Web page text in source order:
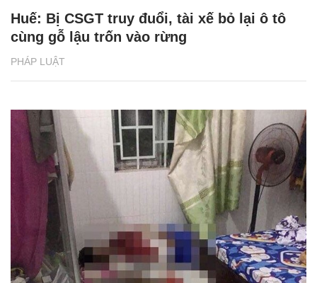
PHÁP LUẬT
Huế: Bị CSGT truy đuổi, tài xế bỏ lại ô tô
cùng gỗ lậu trốn vào rừng